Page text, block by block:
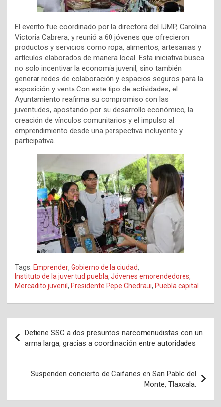
El evento fue coordinado por la directora del IJMP, Carolina
Victoria Cabrera, y reunió a 60 jóvenes que ofrecieron
productos y servicios como ropa, alimentos, artesanías y
artículos elaborados de manera local. Esta iniciativa busca
no solo incentivar la economía juvenil, sino también
generar redes de colaboración y espacios seguros para la
exposición y venta.Con este tipo de actividades, el
Ayuntamiento reafirma su compromiso con las
juventudes, apostando por su desarrollo económico, la
creación de vínculos comunitarios y el impulso al
emprendimiento desde una perspectiva incluyente y
participativa.
Tags: Emprender, Gobierno de la ciudad,
Instituto de la juventud puebla, Jóvenes emorendedores,
Mercadito juvenil , Presidente Pepe Chedraui, Puebla capital
de
entradas
Detiene SSC a dos presuntos narcomenudistas con un
arma larga, gracias a coordinación entre autoridades
Suspenden concierto de Caifanes en San Pablo del
Monte, Tlaxcala.